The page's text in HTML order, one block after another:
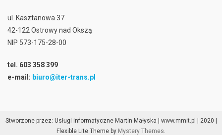
ul. Kasztanowa 37
42-122 Ostrowy nad Okszą
NIP 573-175-28-00
tel. 603 358 399
e-mail: biuro@iter-trans.pl
Stworzone przez: Usługi informatyczne Martin Małyska | www.mmit.pl | 2020
Flexible Lite Theme by Mystery Themes.